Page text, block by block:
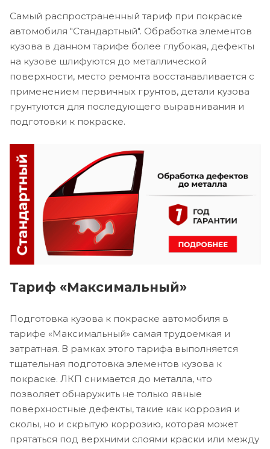
Самый распространенный тариф при покраске
автомобиля "Стандартный". Обработка элементов
кузова в данном тарифе более глубокая, дефекты
на кузове шлифуются до металлической
поверхности, место ремонта восстанавливается с
применением первичных грунтов, детали кузова
грунтуются для последующего выравнивания и
подготовки к покраске.
Тариф «Максимальный»
Подготовка кузова к покраске автомобиля в
тарифе «Максимальный» самая трудоемкая и
затратная. В рамках этого тарифа выполняется
тщательная подготовка элементов кузова к
покраске. ЛКП снимается до металла, что
позволяет обнаружить не только явные
поверхностные дефекты, такие как коррозия и
сколы, но и скрытую коррозию, которая может
прятаться под верхними слоями краски или между